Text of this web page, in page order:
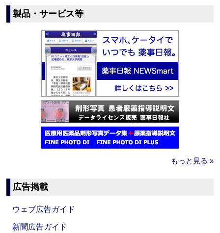
製品・サービス等
もっと見る »
広告掲載
ウェブ広告ガイド
新聞広告ガイド